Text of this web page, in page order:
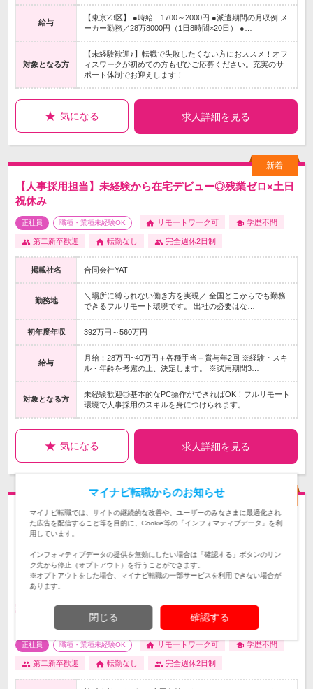
給与
【東京23区】 ●時給 1700～2000円 ●派遣期間の月収例 メ
ーカー勤務／28万8000円（1日8時間×20日） ●…
対象となる方
【未経験歓迎♪】転職で失敗したくない方におススメ！オフ
ィスワークが初めての方もぜひご応募ください。充実のサ
ポート体制でお迎えします！
気になる 求人詳細を見る
【人事採用担当】未経験から在宅デビュー◎残業ゼロ×土日
祝休み
正社員 職種・業種未経験OK リモートワーク可 学歴不問
第二新卒歓迎 転勤なし 完全週休2日制
掲載社名 合同会社YAT
勤務地
＼場所に縛られない働き方を実現／ 全国どこからでも勤務
できるフルリモート環境です。 出社の必要はな…
初年度年収 392万円～560万円
給与
月給：28万円~40万円＋各種手当＋賞与年2回 ※経験・スキ
ル・年齢を考慮の上、決定します。 ※試用期間3…
対象となる方
未経験歓迎◎基本的なPC操作ができればOK！フルリモート
環境で人事採用のスキルを身につけられます。
気になる 求人詳細を見る
家族のように見守る／IT研修3ヵ月／年休125日【ITエンジニ
正社員 職種・業種未経験OK リモートワーク可 学歴不問
第二新卒歓迎 転勤なし 完全週休2日制
マイナビ転職からのお知らせ
マイナビ転職では、サイトの継続的な改善や、ユーザーのみなさまに最適化され
た広告を配信すること等を目的に、Cookie等の「インフォマティブデータ」を利
用しています。
インフォマティブデータの提供を無効にしたい場合は「確認する」ボタンのリン
ク先から停止（オプトアウト）を行うことができます。
※オプトアウトをした場合、マイナビ転職の一部サービスを利用できない場合が
あります。
閉じる 確認する